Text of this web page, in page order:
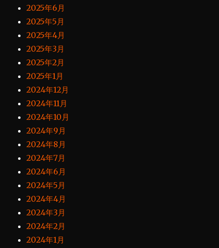
2025年6月
2025年5月
2025年4月
2025年3月
2025年2月
2025年1月
2024年12月
2024年11月
2024年10月
2024年9月
2024年8月
2024年7月
2024年6月
2024年5月
2024年4月
2024年3月
2024年2月
2024年1月